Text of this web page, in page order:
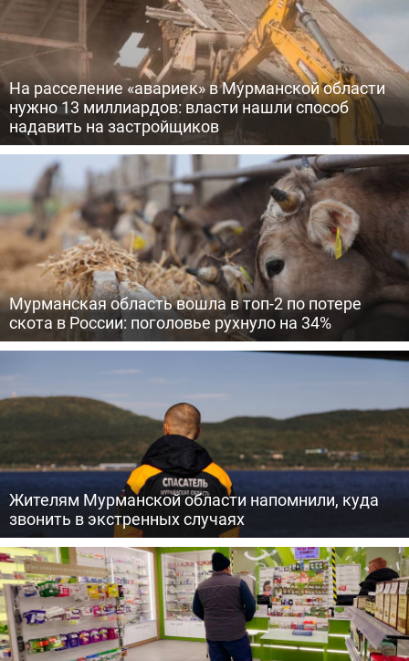
На расселение «авариек» в Мурманской области
нужно 13 миллиардов: власти нашли способ
надавить на застройщиков
Мурманская область вошла в топ-2 по потере
скота в России: поголовье рухнуло на 34%
Жителям Мурманской области напомнили, куда
звонить в экстренных случаях